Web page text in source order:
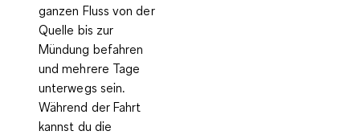
ganzen Fluss von der
Quelle bis zur
Mündung befahren
und mehrere Tage
unterwegs sein.
Während der Fahrt
kannst du die